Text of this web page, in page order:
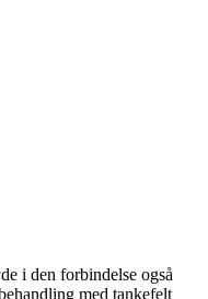
i den forbindelse også
med tankefelt